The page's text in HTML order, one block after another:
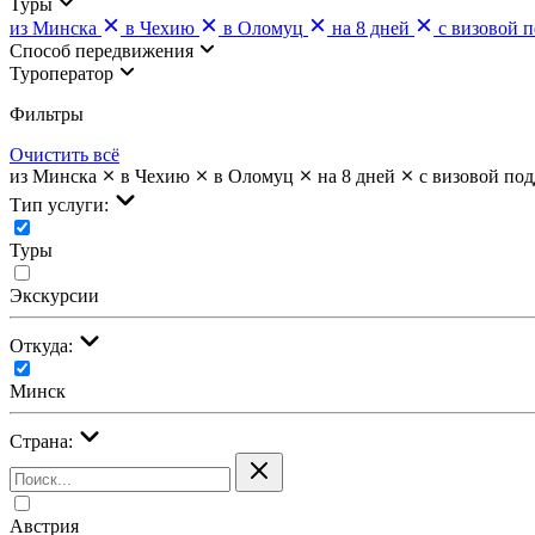
из Минска
в Чехию в Оломуц на 8 дней
с визовой
Cпособ передвижения
Туроператор
Фильтры
Очистить всё
из Минска
в Чехию в Оломуц на 8 дней
с визовой
Тип услуги:
Туры
Экскурсии
Откуда:
Минск
Страна:
Австрия